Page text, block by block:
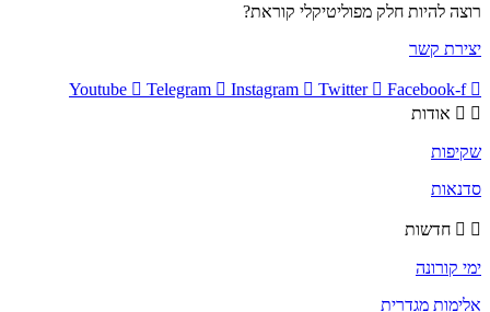
רוצה להיות חלק מפוליטיקלי קוראת?
יצירת קשר
Youtube Telegram Instagram Twitter
Facebook-f
אודות
שקיפות
סדנאות
חדשות
ימי קורונה
אלימות מגדרית